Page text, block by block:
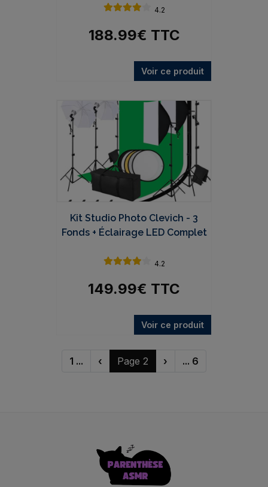
4.2
188.99€ TTC
Voir ce produit
Kit Studio Photo Clevich - 3
Fonds + Éclairage LED Complet
4.2
149.99€ TTC
Voir ce produit
1 ... ‹ Page 2 › ... 6